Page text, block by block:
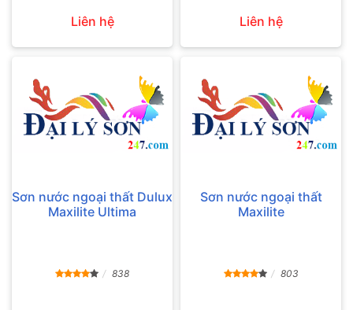
Liên hệ Liên hệ
Sơn nước ngoại thất Dulux
Maxilite Ultima
838
Sơn nước ngoại thất
Maxilite
803